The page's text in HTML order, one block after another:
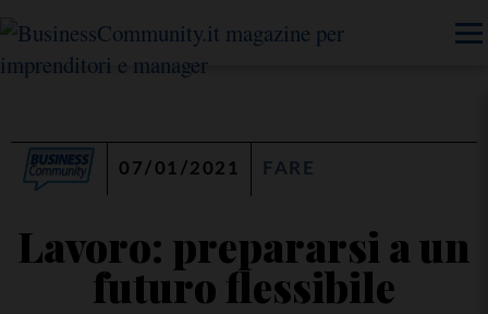
07/01/2021 FARE
Lavoro: prepararsi a un
futuro flessibile